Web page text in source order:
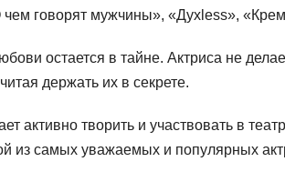
говорят мужчины», «Духless»,
остается в тайне. Актриса не
держать их в секрете.
активно творить и участвовать в
из самых уважаемых и популярных